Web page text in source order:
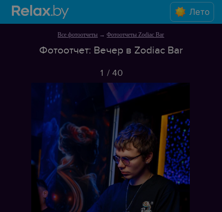
Лето
Все фотоотчеты →Фотоотчеты Zodiac Bar
Фотоотчет: Вечер в Zodiac Bar
1 / 40